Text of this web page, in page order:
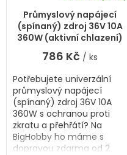
Průmyslový napájecí
(spínaný) zdroj 36V 10A
360W (aktivní chlazení)
786 Kč / ks
Potřebujete univerzální
průmyslový napájecí
(spínaný) zdroj 36V 10A
360W s ochranou proti
zkratu a přehřátí? Na
BigHobby ho máme s
dopravou zdarma od 2